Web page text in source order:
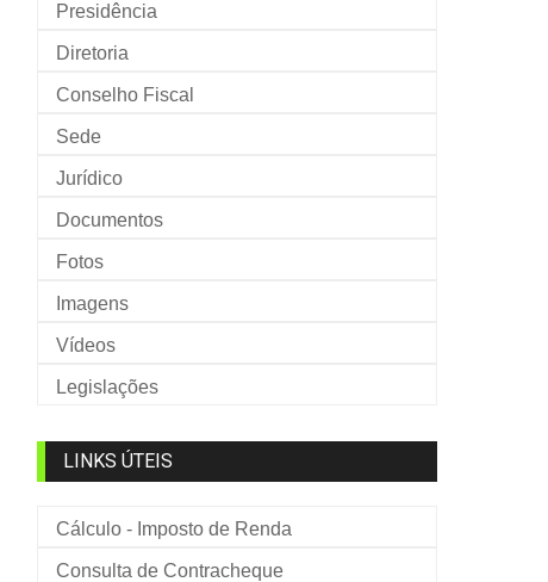
Presidência
Diretoria
Conselho Fiscal
Sede
Jurídico
Documentos
Fotos
Imagens
Vídeos
Legislações
LINKS ÚTEIS
Cálculo - Imposto de Renda
Consulta de Contracheque